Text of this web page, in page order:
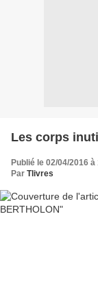
Les corps
Publié le 02/04/2016 à
Par Tlivres